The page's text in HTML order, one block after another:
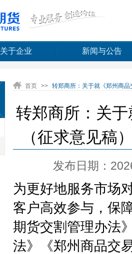
关于企业 新闻与公告
首页 >> 转郑商所：关于就《郑州商
转郑商所：关
（征求意见稿
发布日期：
为更好地服务市场
客户高效参与，保
期货交割管理办法
法》《郑州商品交